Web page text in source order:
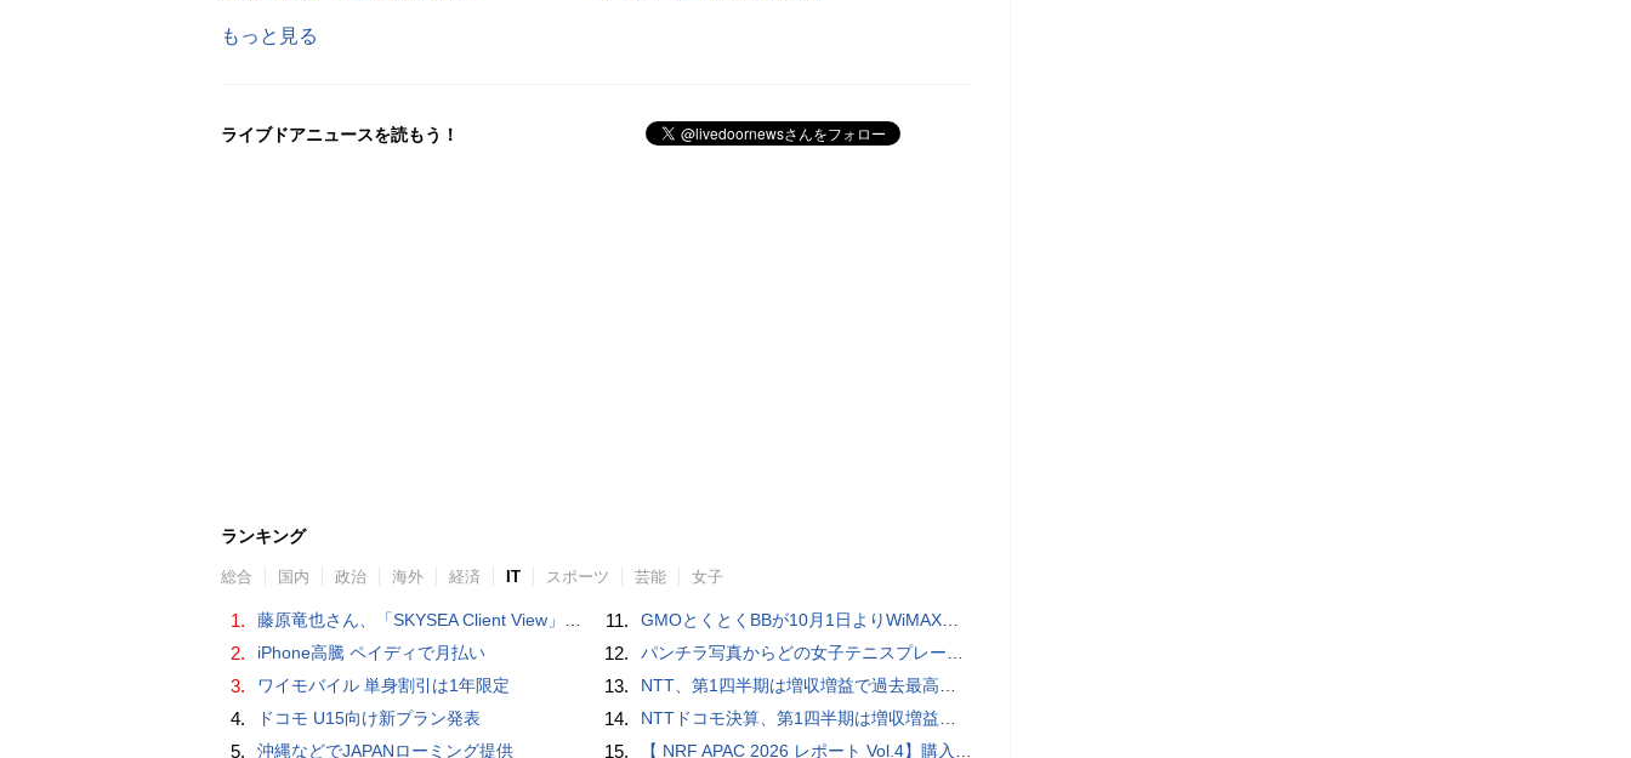
もっと見る
ライブドアニュースを読もう！
ランキング
総合 国内 政治 海外 経済 IT スポーツ 芸能 女子
1. 藤原竜也さん、「SKYSEA Client View」新CMで「AI労務改善」をアピール 働き方をAIが分析したら「すぐに休んで」と言われる？
2. iPhone高騰 ペイディで月払い
3. ワイモバイル 単身割引は1年限定
4. ドコモ U15向け新プラン発表
5. 沖縄などでJAPANローミング提供
11. GMOとくとくBBが10月1日よりWiMAXなど月額605円値上げ！全6種の重要変更を徹底解説
12. パンチラ写真からどの女子テニスプレーヤーのものなのか当てるクイズ「Tennis Upskirts」
13. NTT、第1四半期は増収増益で過去最高 IOWNや分散GPUの取り組みを説明
14. NTTドコモ決算、第1四半期は増収増益 通信収入に底打ちの兆し、金融・AIを強化
15. 【 NRF APAC 2026 レポート Vol.4】購入の瞬間に眠る価値 Transaction Momentとリテールの次の成長戦略